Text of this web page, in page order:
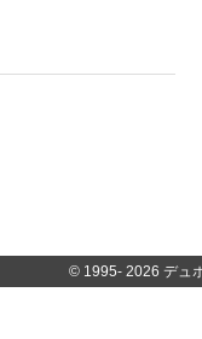
© 1995- 2026 デュ